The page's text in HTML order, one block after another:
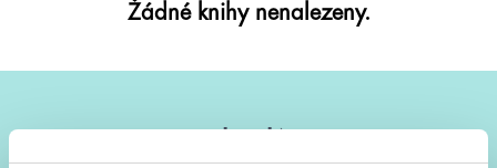
Žádné knihy nenalezeny.